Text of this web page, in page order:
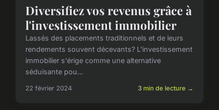
Diversifiez vos revenus grâce à
l'investissement immobilier
Lassés des placements traditionnels et de leurs
rendements souvent décevants? L'investissement
immobilier s'érige comme une alternative
séduisante pou...
22 février 2024 3 min de lecture →